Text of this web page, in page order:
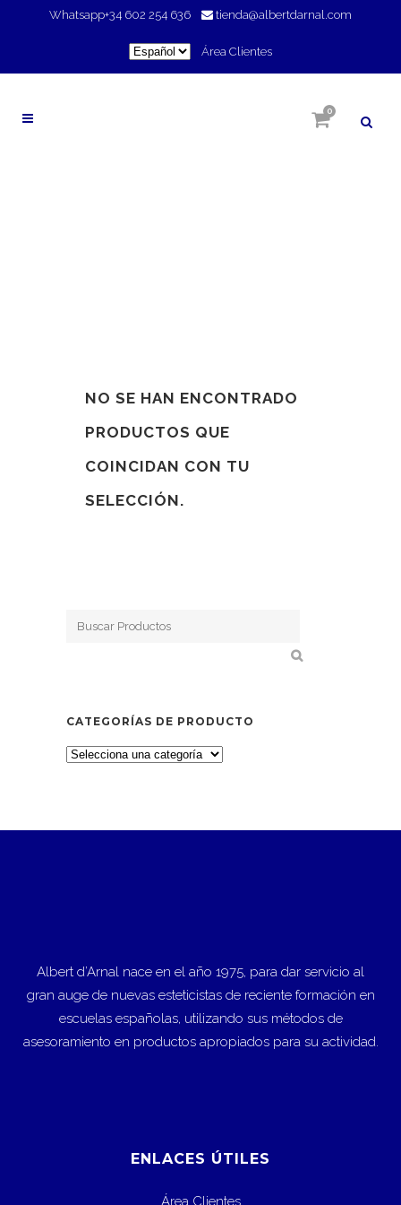
Whatsapp+34 602 254 636 tienda@albertdarnal.com
Elegir Área Clientes
0
NO SE HAN ENCONTRADO
PRODUCTOS QUE
COINCIDAN CON TU
SELECCIÓN.
CATEGORÍAS DE PRODUCTO
Albert d’Arnal nace en el año 1975, para dar servicio al
gran auge de nuevas esteticistas de reciente formación en
escuelas españolas, utilizando sus métodos de
asesoramiento en productos apropiados para su actividad.
ENLACES ÚTILES
Área Clientes